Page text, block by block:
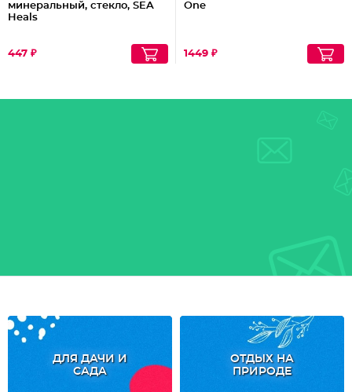
минеральный, стекло, SEA
Heals
447 ₽
One
1449 ₽
ДЛЯ ДАЧИ И
САДА
ОТДЫХ НА
ПРИРОДЕ